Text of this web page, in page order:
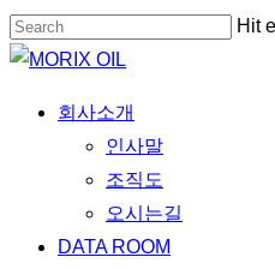
Skip
to
content
Hit
Close
Menu
회사소개
인사말
조직도
오시는길
DATA ROOM